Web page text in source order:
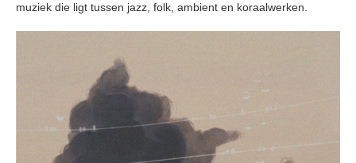
muziek die ligt tussen jazz, folk, ambient en koraalwerken.